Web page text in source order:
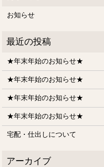
お知らせ
★年末年始のお知らせ★
★年末年始のお知らせ★
★年末年始のお知らせ★
★年末年始のお知らせ★
宅配・仕出しについて